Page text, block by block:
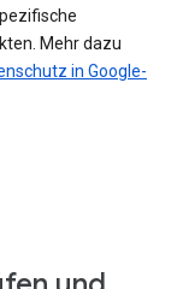
Mehr dazu
in Google-